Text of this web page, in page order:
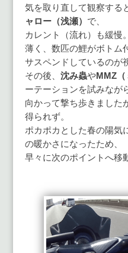
気を取り直して観察する
ャロー（浅瀬） で、
カレント（流れ）も緩慢
薄く、数匹の鯉がボトム
サスペンドしているのが
その後、 沈み蟲やMMZ（
ーテーションを試みなが
向かって撃ち歩きました
得られず。
ポカポカとした春の陽気
の暖かさになったため、
早々に次のポイントへ移